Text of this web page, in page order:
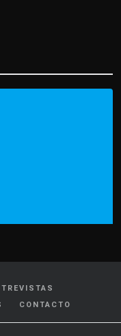
CONTACTO